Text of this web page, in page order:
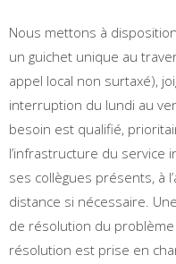
Nous mettons à
un guichet unique au
appel local non surtaxé),
interruption du lundi au
besoin est qualifié,
l’infrastructure du service
ses collègues présents, à
distance si nécessaire.
de résolution du
résolution est prise en